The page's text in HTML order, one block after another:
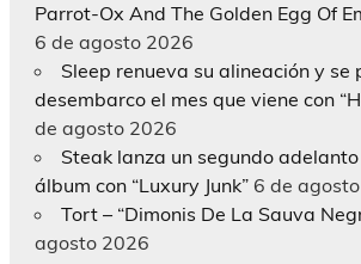
Parrot-Ox And The Golden Egg Of
6 de agosto 2026
Sleep renueva su alineación y
desembarco el mes que viene con
de agosto 2026
Steak lanza un segundo
álbum con “Luxury Junk” 6 de
Tort – “Dimonis De La Sauva
agosto 2026